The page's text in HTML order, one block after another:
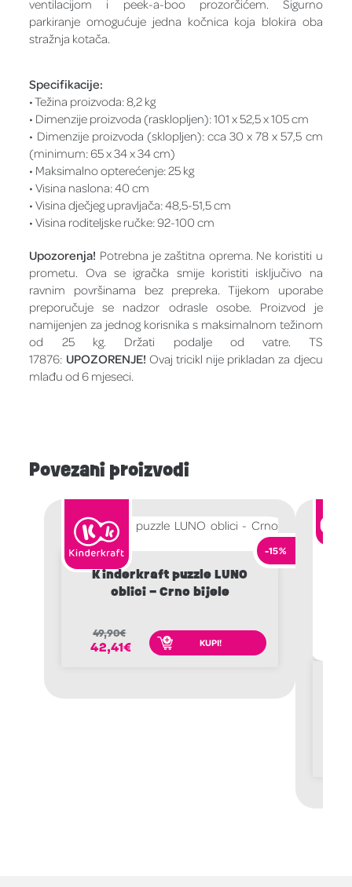
ventilacijom i peek-a-boo prozorčićem. Sigurno
parkiranje omogućuje jedna kočnica koja blokira oba
stražnja kotača.
Specifikacije:
• Težina proizvoda: 8,2 kg
• Dimenzije proizvoda (rasklopljen): 101 x 52,5 x 105 cm
• Dimenzije proizvoda (sklopljen): cca 30 x 78 x 57,5 cm
(minimum: 65 x 34 x 34 cm)
• Maksimalno opterećenje: 25 kg
• Visina naslona: 40 cm
• Visina dječjeg upravljača: 48,5-51,5 cm
• Visina roditeljske ručke: 92-100 cm
Upozorenja! Potrebna je zaštitna oprema. Ne koristiti u
prometu. Ova se igračka smije koristiti isključivo na
ravnim površinama bez prepreka. Tijekom uporabe
preporučuje se nadzor odrasle osobe. Proizvod je
namijenjen za jednog korisnika s maksimalnom težinom
od 25 kg. Držati podalje od vatre. TS
17876: UPOZORENJE! Ovaj tricikl nije prikladan za djecu
mlađu od 6 mjeseci.
Povezani proizvodi
-15%
Kinderkraft puzzle LUNO
oblici – Crno bijele
49,90€
42,41€ KUPI!